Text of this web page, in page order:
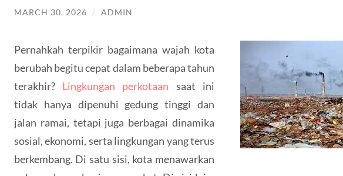
MARCH 30, 2026 / ADMIN
Pernahkah terpikir bagaimana wajah kota
berubah begitu cepat dalam beberapa tahun
terakhir? Lingkungan perkotaan saat ini
tidak hanya dipenuhi gedung tinggi dan
jalan ramai, tetapi juga berbagai dinamika
sosial, ekonomi, serta lingkungan yang terus
berkembang. Di satu sisi, kota menawarkan